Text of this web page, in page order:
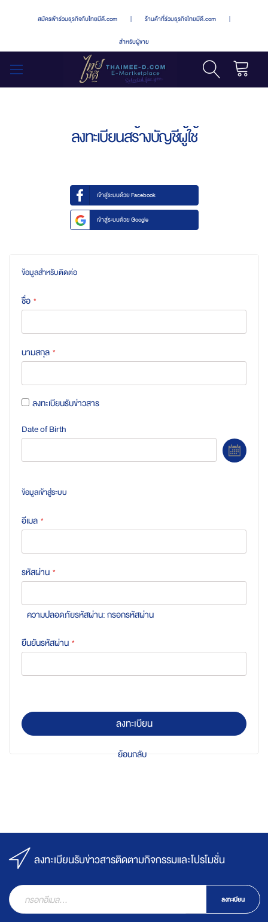
สมัครเข้าร่วมธุรกิจกับไทยมีดี.com | ร้านค้าที่ร่วมธุรกิจไทยมีดี.com |
สำหรับผู้ขาย
ลงทะเบียนสร้างบัญชีผู้ใช้
เข้าสู่ระบบด้วย Facebook
เข้าสู่ระบบด้วย Google
ข้อมูลสำหรับติดต่อ
ชื่อ
นามสกุล
ลงทะเบียนรับข่าวสาร
Date of Birth
ข้อมูลเข้าสู่ระบบ
อีเมล
รหัสผ่าน
ความปลอดภัยรหัสผ่าน:กรอกรหัสผ่าน
ยืนยันรหัสผ่าน
ลงทะเบียน
ย้อนกลับ
ลงทะเบียนรับข่าวสารติดตามกิจกรรมและโปรโมชั่น
ลงทะเบียน